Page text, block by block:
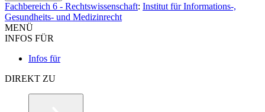
Fachbereich 6 - Rechtswissenschaft: Institut für Informations-,
Gesundheits- und Medizinrecht
MENÜ
INFOS FÜR
Infos für
DIREKT ZU